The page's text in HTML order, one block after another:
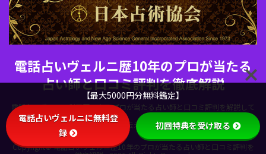
電話占いヴェルニ歴10年のプロが当たる
占い師と口コミ評判を徹底解説
電話占いヴェルニ利用歴10年のプロが当たる占い師と口コミ評判を解説して
います。電話占いヴェルニの魅力を伝えるために当サイトを設立しました。
Copyright© 電話占いヴェルニ歴10年のプロが当たる占い師と口コミ評判を
【最大5000円分無料鑑定】
電話占いヴェルニに無料登
録
初回特典を受け取る